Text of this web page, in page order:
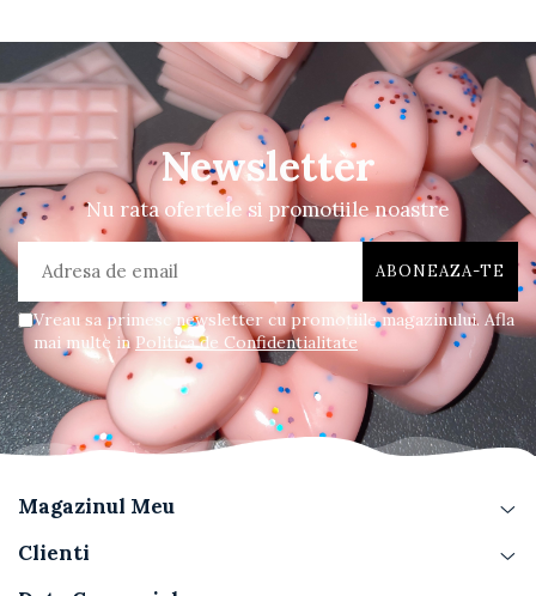
Newsletter
Nu rata ofertele si promotiile noastre
Vreau sa primesc newsletter cu promotiile magazinului. Afla
mai multe inPolitica de Confidentialitate
Magazinul Meu
Clienti